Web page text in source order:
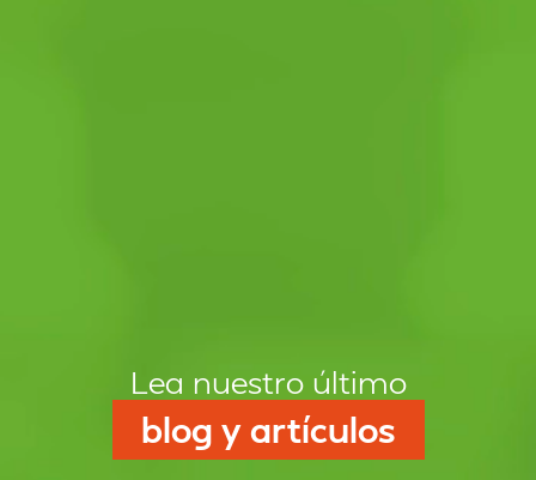
Lea nuestro último
blog y artículos